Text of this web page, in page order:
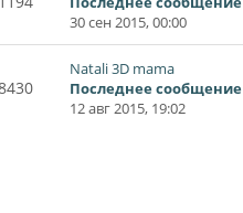
30 сен 2015, 00:00
Natali 3D mama
Последнее сообщение
12 авг 2015, 19:02